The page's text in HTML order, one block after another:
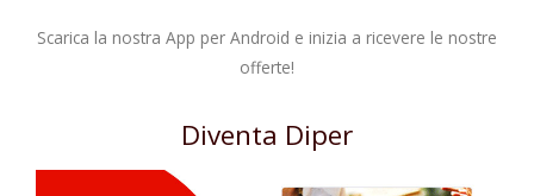
Scarica la nostra App per Android e inizia a ricevere le nostre
offerte!
Diventa Diper